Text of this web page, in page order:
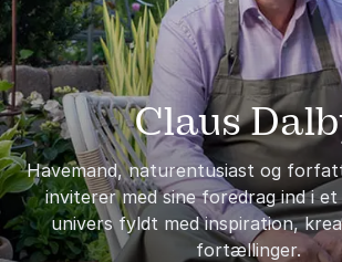
Claus
Havemand, naturentusiast og
inviterer med sine foredrag ind i
univers fyldt med inspiration,
fortællinger.